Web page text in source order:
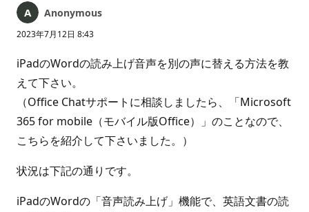
Anonymous
2023年7月12日 8:43
iPadのWordの読み上げ音声を別の声に替える方法を教
えて下さい。
（Office Chatサポートに相談しましたら、「Microsoft
365 for mobile（モバイル版Office）」のことなので、
こちらを紹介して下さいました。）
状況は下記の通りです。
iPadのWordの「音声読み上げ」機能で、英語文書の読